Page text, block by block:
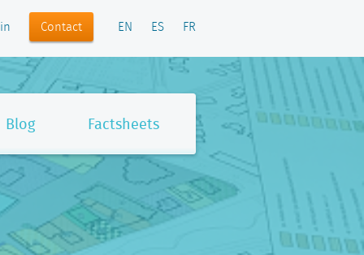
Contact EN ES FR
Blog Factsheets